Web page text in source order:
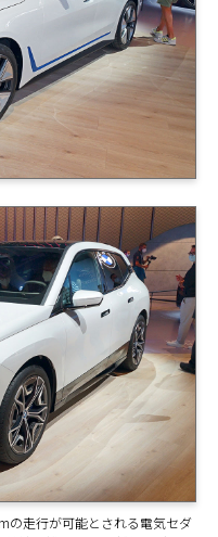
の走行が可能とされる電気セダ